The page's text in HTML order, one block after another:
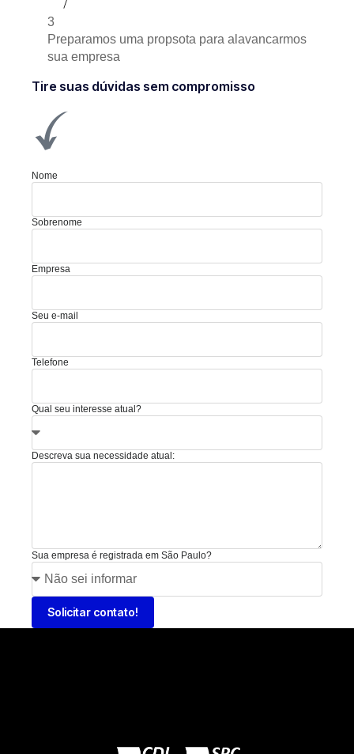
3
Preparamos uma propsota para alavancarmos
sua empresa
Tire suas dúvidas sem compromisso
Nome
Sobrenome
Empresa
Seu e-mail
Telefone
Qual seu interesse atual?
Descreva sua necessidade atual:
Sua empresa é registrada em São Paulo?
Solicitar contato!